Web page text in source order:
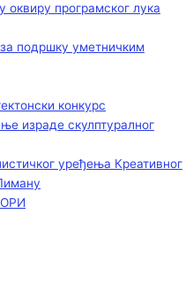
оквиру програмског лука
подршку уметничким
конкурс
израде скулптуралног
уређења Креативног